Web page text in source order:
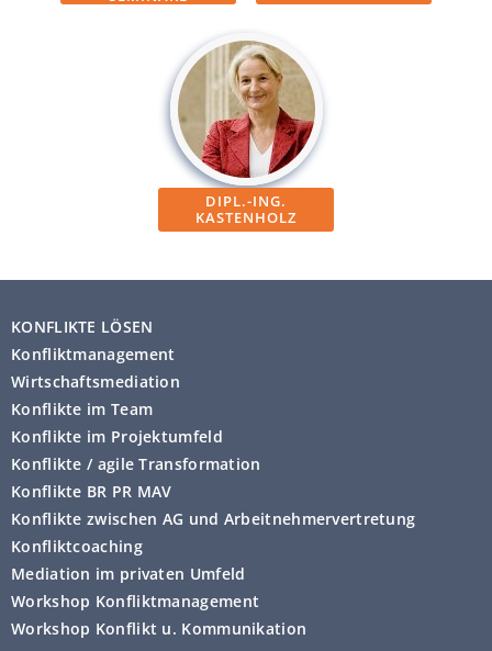
DIPL.-ING.
KASTENHOLZ
KONFLIKTE LÖSEN
Konfliktmanagement
Wirtschaftsmediation
Konflikte im Team
Konflikte im Projektumfeld
Konflikte / agile Transformation
Konflikte BR PR MAV
Konflikte zwischen AG und Arbeitnehmervertretung
Konfliktcoaching
Mediation im privaten Umfeld
Workshop Konfliktmanagement
Workshop Konflikt u. Kommunikation